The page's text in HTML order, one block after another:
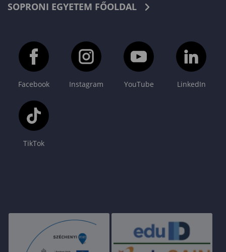
SOPRONI EGYETEM FŐOLDAL
Facebook Instagram YouTube LinkedIn
TikTok